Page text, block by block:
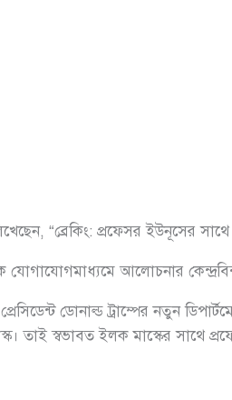
“ব্রেকিং: প্রফেসর ইউনূসের
যোগাযোগমাধ্যমে আলোচনার
ডোনাল্ড ট্রাম্পের নতুন
তাই স্বভাবত ইলক মাস্কের সাথে